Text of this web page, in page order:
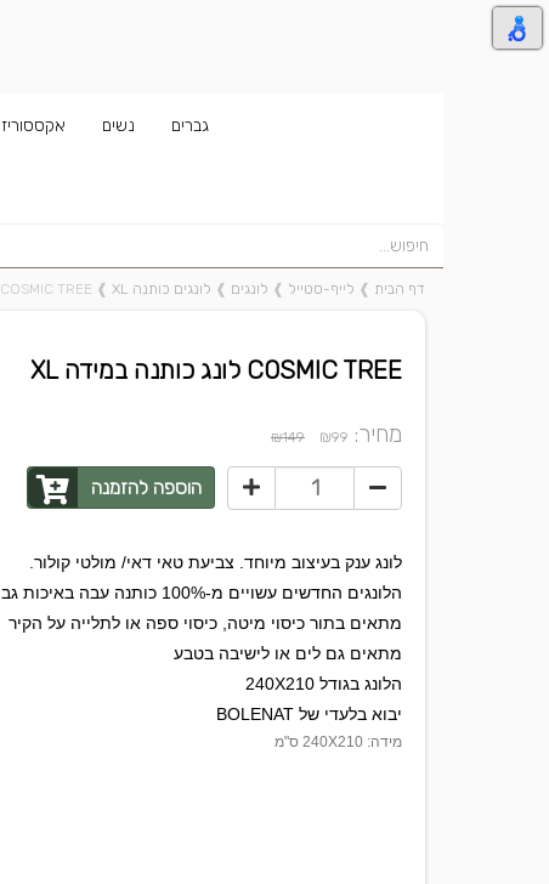
גברים נשים אקססוריז
דף הבית ❱ לייף-סטייל ❱ לונגים ❱ לונגים כותנה XL ❱ COSMIC TREE לונג כותנה במידה XL
COSMIC TREE לונג כותנה במידה XL
מחיר: ₪99
₪149
הוספה להזמנה
לונג ענק בעיצוב מיוחד. צביעת טאי דאי/ מולטי קולור.
הלונגים החדשים עשויים מ-100% כותנה עבה באיכות גבוהה
מתאים בתור כיסוי מיטה, כיסוי ספה או לתלייה על הקיר
מתאים גם לים או לישיבה בטבע
הלונג בגודל 240X210
יבוא בלעדי של BOLENAT
מידה: 240X210 ס"מ